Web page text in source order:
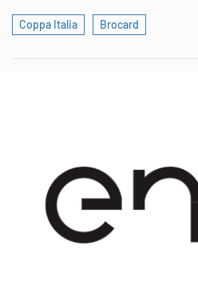
Coppa Italia Brocard